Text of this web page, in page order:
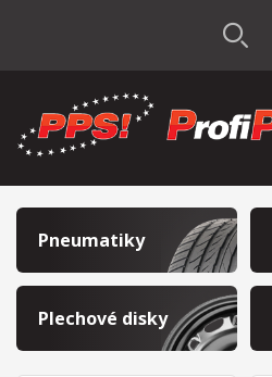
Pneumatiky
Plechové disky